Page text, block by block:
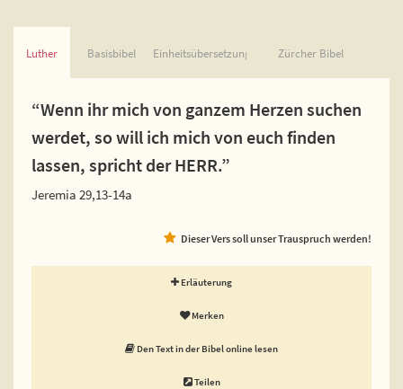
Luther Basisbibel Einheitsübersetzung Zürcher Bibel
“Wenn ihr mich von ganzem Herzen suchen
werdet, so will ich mich von euch finden
lassen, spricht der HERR.”
Jeremia 29,13-14a
Dieser Vers soll unser Trauspruch werden!
Erläuterung
Merken
Den Text in der Bibel online lesen
Teilen